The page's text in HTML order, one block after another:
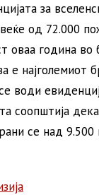
за
од 72.000
оваа година во
е најголемиот
води
соопштија
се над 9.500